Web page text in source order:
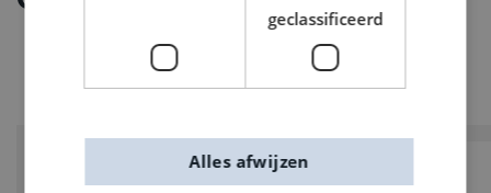
geclassificeerd
Alles afwijzen